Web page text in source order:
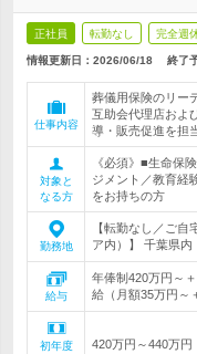
正社員 転勤なし 完全週
情報更新日：2026/06/18 終了
仕事内容
葬儀用保険のリー
互助会代理店およ
導・販売促進を担
対象と
なる方
《必須》■生命保
ジメント／教育経
をお持ちの方
勤務地
【転勤なし／ご
ア内）】 千葉県内
給与
年俸制420万円～
給（月額35万円～
初年度
420万円～440万円